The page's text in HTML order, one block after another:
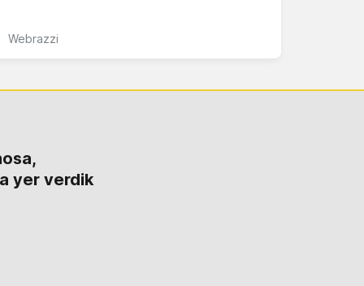
Webrazzi
yer verdik